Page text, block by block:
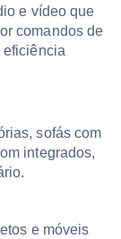
e vídeo que
comandos de
eficiência
sofás com
integrados,
e móveis